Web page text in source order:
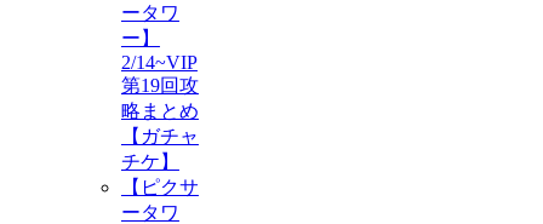
ータワ
ー】
2/14~VIP
第19回攻
略まとめ
【ガチャ
チケ】
【ピクサ
ータワ